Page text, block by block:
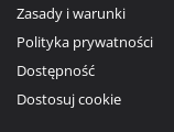
Zasady i warunki
Polityka prywatności
Dostępność
Dostosuj cookie